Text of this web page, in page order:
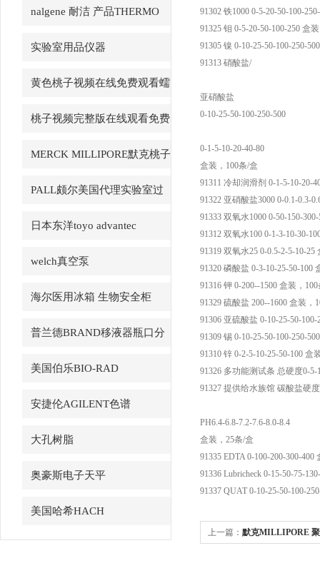
nalgene 耐洁 产品THERMO
赛默飞
实验室用品仪器
黄色桃子视频在线免费观看蠕
动泵LongerPump
桃子视频完整版在线观看免费
MERCK MILLIPORE默克桃子
AV永久地址产品
PALL颇尔美国代理实验室过
滤产品
日本东洋toyo advantec
welch真空泵
海尔医用冰箱 生物安全柜
普兰德BRAND移液器瓶口分
配器
美国伯乐BIO-RAD
安捷伦AGILENT色谱
大孔树脂
奥豪斯电子天平
美国哈希HACH
91302 铁1000 0-5-20-50-100-250-
91325 钼 0-5-20-50-100-250 盒装
91305 镍 0-10-25-50-100-250-500-
91313 硝酸盐/
亚硝酸盐
0-10-25-50-100-250-500
0-1-5-10-20-40-80
盒装，100条/盒
91311 冷却润滑剂 0-1-5-10-20-
91322 亚硝酸盐3000 0-0.1-0.3-
91333 双氧水1000 0-50-150-300-
91312 双氧水100 0-1-3-10-30-100
91319 双氧水25 0-0.5-2-5-10-25 盒
91320 磷酸盐 0-3-10-25-50-100 盒
91316 钾 0-200--1500 盒装，
91329 硫酸盐 200--1600 盒装，
91306 亚硫酸盐 0-10-25-50-100-
91309 锡 0-10-25-50-100-250-500
91310 锌 0-2-5-10-25-50-100 盒装
91326 多功能测试条 总硬度0-5-
91327 提供给水族馆 碳酸盐硬
PH6.4-6.8-7.2-7.6-8.0-8.4
盒装，25条/盒
91335 EDTA 0-100-200-300-400
91336 Lubricheck 0-15-50-75-
91337 QUAT 0-10-25-50-100-250-
上一篇： 默克MILLIPORE